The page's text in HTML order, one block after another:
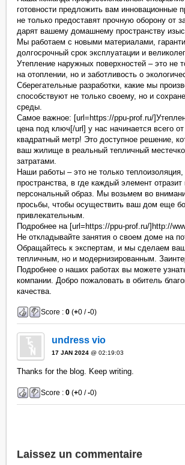
готовности предложить вам инновационные
не только предоставят прочную оборону от
дарят вашему домашнему пространству
Мы работаем с новыми материалами,
долгосрочный срок эксплуатации и
Утепление наружных поверхностей – это не
на отоплении, но и заботливость о
Сберегательные разработки, какие мы
способствуют не только своему, но и
среды.
Самое важное: [url=https://ppu-prof.ru/
цена под ключ[/url] у нас начинается всего
квадратный метр! Это доступное решение,
ваш жилище в реальный тепличный
затратами.
Наши работы – это не только теплоизоляция,
пространства, в где каждый элемент
персональный образ. Мы возьмем во
просьбы, чтобы осуществить ваш дом еще
привлекательным.
Подробнее на [url=https://ppu-prof.ru/]http://
Не откладывайте занятия о своем доме на
Обращайтесь к экспертам, и мы сделаем
тепличным, но и модернизированным.
Подробнее о наших работах вы можете
компании. Добро пожаловать в обитель
качества.
Score :0 (+0 /-0)
undress vio
17 JAN 2024 @ 02:19:03
Thanks for the blog. Keep writing.
Score :0 (+0 /-0)
Laissez un commentaire